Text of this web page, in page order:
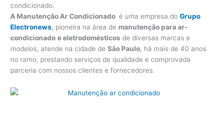
condicionado.
A Manutenção Ar Condicionado é uma empresa doGrupo
Electronews, pioneira na área de manutenção paraar-
condicionado e eletrodomésticos de diversas marcas e
modelos, atende na cidade deSão Paulo, há mais de 40 anos
no ramo, prestando serviços de qualidade e comprovada
parceria com nossos clientes e fornecedores.